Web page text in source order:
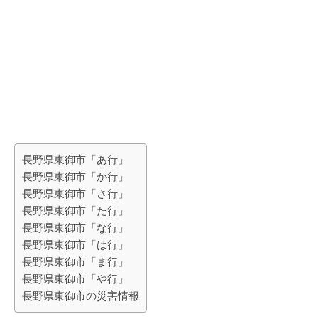
長野県東御市「あ行」
長野県東御市「か行」
長野県東御市「さ行」
長野県東御市「た行」
長野県東御市「な行」
長野県東御市「は行」
長野県東御市「ま行」
長野県東御市「や行」
長野県東御市の災害情報